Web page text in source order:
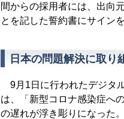
間からの採用者には、出向
とを記した誓約書にサイン
日本の問題解決に取り
9月1日に行われたデジタ
は、「新型コロナ感染症へ
の遅れが浮き彫りになった